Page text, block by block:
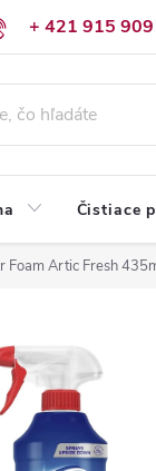
+ 421 915
Reklamačný
Čistiace
Foam Artic Fresh